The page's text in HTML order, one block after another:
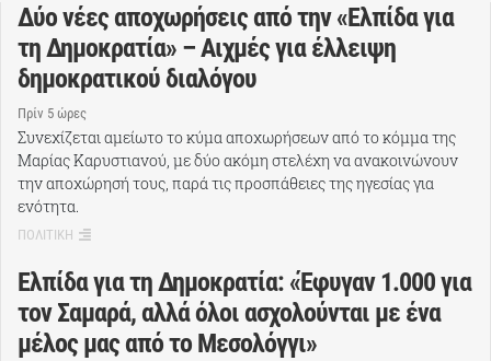
Δύο νέες αποχωρήσεις από την «Ελπίδα για
τη Δημοκρατία» – Αιχμές για έλλειψη
δημοκρατικού διαλόγου
Πρίν 5 ώρες
Συνεχίζεται αμείωτο το κύμα αποχωρήσεων από το κόμμα της
Μαρίας Καρυστιανού, με δύο ακόμη στελέχη να ανακοινώνουν
την αποχώρησή τους, παρά τις προσπάθειες της ηγεσίας για
ενότητα.
ΠΟΛΙΤΙΚΗ
Ελπίδα για τη Δημοκρατία: «Έφυγαν 1.000 για
τον Σαμαρά, αλλά όλοι ασχολούνται με ένα
μέλος μας από το Μεσολόγγι»